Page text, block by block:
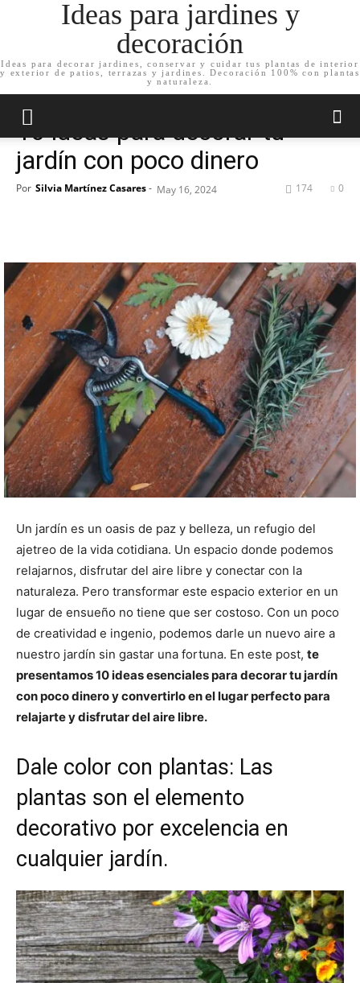
Ideas para jardines y
decoración
Ideas para decorar jardines, conservar y cuidar tus plantas de interior
y exterior de patios, terrazas y jardines. Decoración 100% con plantas
y naturaleza.
Inicio Decoración de jardín
10 ideas para decorar tu
jardín con poco dinero
Por Silvia Martínez Casares- May 16, 2024 0
174
Un jardín es un oasis de paz y belleza, un refugio del
ajetreo de la vida cotidiana. Un espacio donde podemos
relajarnos, disfrutar del aire libre y conectar con la
naturaleza. Pero transformar este espacio exterior en un
lugar de ensueño no tiene que ser costoso. Con un poco
de creatividad e ingenio, podemos darle un nuevo aire a
nuestro jardín sin gastar una fortuna. En este post, te
presentamos 10 ideas esenciales para decorar tu jardín
con poco dinero y convertirlo en el lugar perfecto para
relajarte y disfrutar del aire libre.
Dale color con plantas: Las
plantas son el elemento
decorativo por excelencia en
cualquier jardín.